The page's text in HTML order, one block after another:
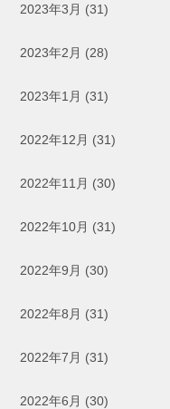
2023年3月 (31)
2023年2月 (28)
2023年1月 (31)
2022年12月 (31)
2022年11月 (30)
2022年10月 (31)
2022年9月 (30)
2022年8月 (31)
2022年7月 (31)
2022年6月 (30)